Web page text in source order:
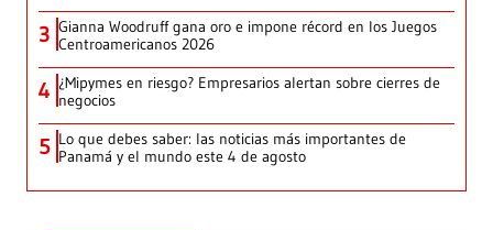
3 Gianna Woodruff gana oro e impone récord en los Juegos
Centroamericanos 2026
4 ¿Mipymes en riesgo? Empresarios alertan sobre cierres de
negocios
5 Lo que debes saber: las noticias más importantes de
Panamá y el mundo este 4 de agosto